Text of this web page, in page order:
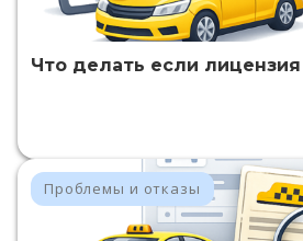
Что делать если
Проблемы и отказы